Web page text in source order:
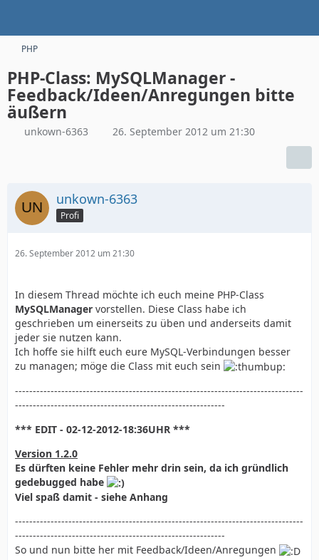
PHP
PHP-Class: MySQLManager -
Feedback/Ideen/Anregungen bitte
äußern
unkown-6363 26. September 2012 um 21:30
unkown-6363
Profi
26. September 2012 um 21:30
In diesem Thread möchte ich euch meine PHP-Class
MySQLManager vorstellen. Diese Class habe ich
geschrieben um einerseits zu üben und anderseits damit
jeder sie nutzen kann.
Ich hoffe sie hilft euch eure MySQL-Verbindungen besser
zu managen; möge die Class mit euch sein
---------------------------------------------------------------------------------
-----------------------------------------------------------
*** EDIT - 02-12-2012-18:36UHR ***
Version 1.2.0
Es dürften keine Fehler mehr drin sein, da ich gründlich
gedebugged habe
Viel spaß damit - siehe Anhang
---------------------------------------------------------------------------------
-----------------------------------------------------------
So und nun bitte her mit Feedback/Ideen/Anregungen